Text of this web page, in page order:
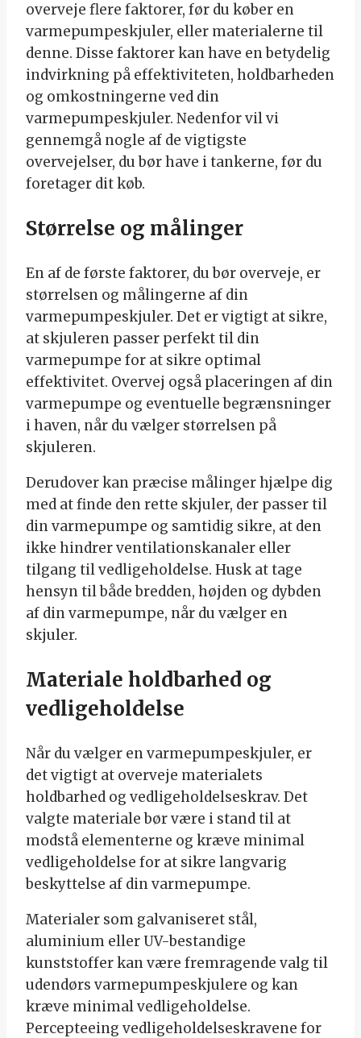
overveje flere faktorer, før du køber en
varmepumpeskjuler, eller materialerne til
denne. Disse faktorer kan have en betydelig
indvirkning på effektiviteten, holdbarheden
og omkostningerne ved din
varmepumpeskjuler. Nedenfor vil vi
gennemgå nogle af de vigtigste
overvejelser, du bør have i tankerne, før du
foretager dit køb.
Størrelse og målinger
En af de første faktorer, du bør overveje, er
størrelsen og målingerne af din
varmepumpeskjuler. Det er vigtigt at sikre,
at skjuleren passer perfekt til din
varmepumpe for at sikre optimal
effektivitet. Overvej også placeringen af din
varmepumpe og eventuelle begrænsninger
i haven, når du vælger størrelsen på
skjuleren.
Derudover kan præcise målinger hjælpe dig
med at finde den rette skjuler, der passer til
din varmepumpe og samtidig sikre, at den
ikke hindrer ventilationskanaler eller
tilgang til vedligeholdelse. Husk at tage
hensyn til både bredden, højden og dybden
af din varmepumpe, når du vælger en
skjuler.
Materiale holdbarhed og
vedligeholdelse
Når du vælger en varmepumpeskjuler, er
det vigtigt at overveje materialets
holdbarhed og vedligeholdelseskrav. Det
valgte materiale bør være i stand til at
modstå elementerne og kræve minimal
vedligeholdelse for at sikre langvarig
beskyttelse af din varmepumpe.
Materialer som galvaniseret stål,
aluminium eller UV-bestandige
kunststoffer kan være fremragende valg til
udendørs varmepumpeskjulere og kan
kræve minimal vedligeholdelse.
Percepteeing vedligeholdelseskravene for